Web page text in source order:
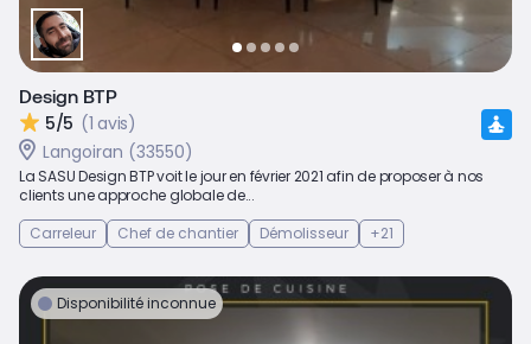
Design BTP
5/5 (1 avis)
Langoiran (33550)
La SASU Design BTP voit le jour en février 2021 afin de proposer à nos
clients une approche globale de...
Carreleur
Chef de chantier Démolisseur +21
Disponibilité inconnue